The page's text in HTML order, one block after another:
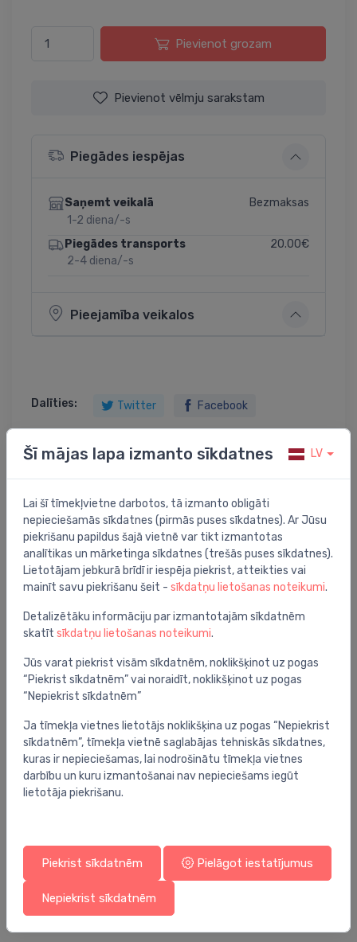
Pievienot grozam
Pievienot vēlmju sarakstam
Piegādes iespējas
Saņemt veikalā
1-2 diena/-s
Bezmaksas
Piegādes transports
2-4 diena/-s
20.00€
Pieejamība veikalos
Dalīties: Twitter Facebook
Uponor Vario sadalītāja skapis, iebūvējams
1000x730x110 mm
Jums varētu arī interesēt
Uponor Vario ārējais skapis OW 1050x730x135
Šī mājas lapa izmanto sīkdatnes LV
Lai šī tīmekļvietne darbotos, tā izmanto obligāti
nepieciešamās sīkdatnes (pirmās puses sīkdatnes). Ar Jūsu
piekrišanu papildus šajā vietnē var tikt izmantotas
analītikas un mārketinga sīkdatnes (trešās puses sīkdatnes).
Lietotājam jebkurā brīdī ir iespēja piekrist, atteikties vai
mainīt savu piekrišanu šeit - sīkdatņu lietošanas noteikumi.
Detalizētāku informāciju par izmantotajām sīkdatnēm
skatīt sīkdatņu lietošanas noteikumi.
Jūs varat piekrist visām sīkdatnēm, noklikšķinot uz pogas
“Piekrist sīkdatnēm” vai noraidīt, noklikšķinot uz pogas
“Nepiekrist sīkdatnēm”
Ja tīmekļa vietnes lietotājs noklikšķina uz pogas “Nepiekrist
sīkdatnēm”, tīmekļa vietnē saglabājas tehniskās sīkdatnes,
kuras ir nepieciešamas, lai nodrošinātu tīmekļa vietnes
darbību un kuru izmantošanai nav nepieciešams iegūt
lietotāja piekrišanu.
Piekrist sīkdatnēm Pielāgot iestatījumus
Nepiekrist sīkdatnēm